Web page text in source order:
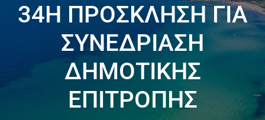
34Η ΠΡΟΣΚΛΗΣΗ ΓΙΑ
ΣΥΝΕΔΡΙΑΣΗ
ΔΗΜΟΤΙΚΗΣ
ΕΠΙΤΡΟΠΗΣ